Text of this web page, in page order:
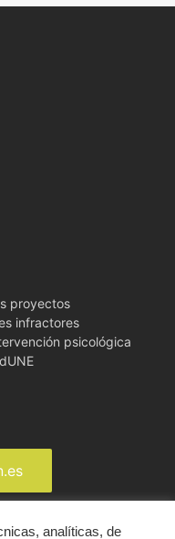
proyectos
infractores
psicológica
analíticas, de